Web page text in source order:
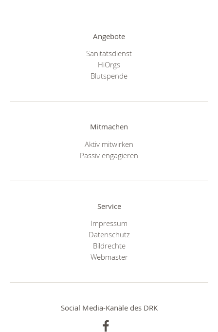
Angebote
Sanitätsdienst
HiOrgs
Blutspende
Mitmachen
Aktiv mitwirken
Passiv engagieren
Service
Impressum
Datenschutz
Bildrechte
Webmaster
Social Media-Kanäle des DRK